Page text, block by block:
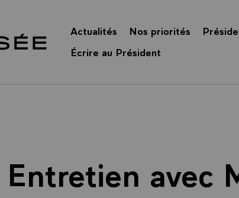
Actualités Nos priorités
Écrire au Président
Entretien avec